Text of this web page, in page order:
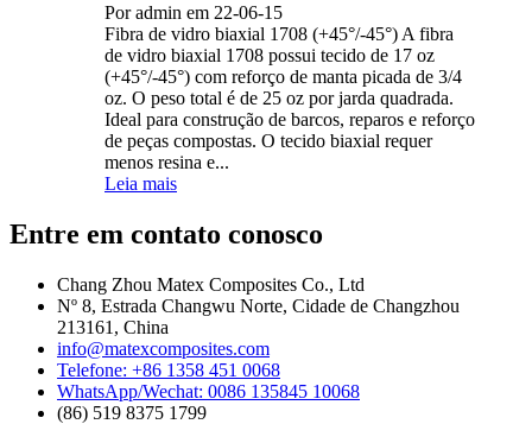
Por admin em 22-06-15
Fibra de vidro biaxial 1708 (+45°/-45°) A fibra
de vidro biaxial 1708 possui tecido de 17 oz
(+45°/-45°) com reforço de manta picada de 3/4
oz. O peso total é de 25 oz por jarda quadrada.
Ideal para construção de barcos, reparos e reforço
de peças compostas. O tecido biaxial requer
menos resina e...
Leia mais
Entre em contato conosco
Chang Zhou Matex Composites Co., Ltd
Nº 8, Estrada Changwu Norte, Cidade de Changzhou
213161, China
info@matexcomposites.com
Telefone: +86 1358 451 0068
WhatsApp/Wechat: 0086 135845 10068
(86) 519 8375 1799